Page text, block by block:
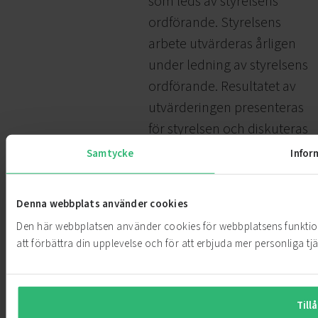
Samtycke
Denna webbplats använder cookies
Den här webbplatsen använder cookies för webbplatsens
att förbättra din upplevelse och för att erbjuda mer personliga
ordförande. Styrelsens
arbete utvärderas årligen
under ledning av styrelsens
ordförande. Resultatet av
utvärderingen presenteras
för styrelsen och diskuteras
sedan i syfte att optimera
styrelsens arbete.
utvärderas i hans frånvaro.
Slutsatserna från
utvärderingarna och